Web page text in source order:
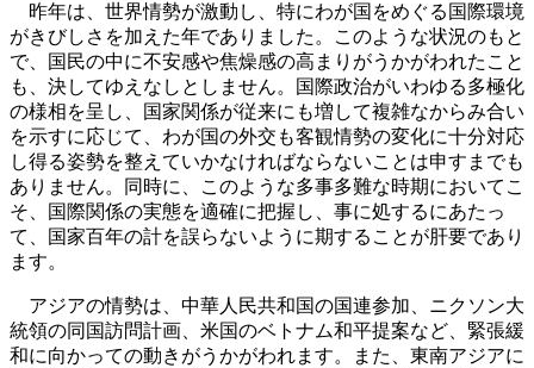
昨年は、世界情勢が激動し、特にわが国をめぐる国際環境
がきびしさを加えた年でありました。このような状況のもと
で、国民の中に不安感や焦燥感の高まりがうかがわれたこと
も、決してゆえなしとしません。国際政治がいわゆる多極化
の様相を呈し、国家関係が従来にも増して複雑なからみ合い
を示すに応じて、わが国の外交も客観情勢の変化に十分対応
し得る姿勢を整えていかなければならないことは申すまでも
ありません。同時に、このような多事多難な時期においてこ
そ、国際関係の実態を適確に把握し、事に処するにあたっ
て、国家百年の計を誤らないように期することが肝要であり
ます。
アジアの情勢は、中華人民共和国の国連参加、ニクソン大
統領の同国訪問計画、米国のベトナム和平提案など、緊張緩
和に向かっての動きがうかがわれます。また、東南アジアに